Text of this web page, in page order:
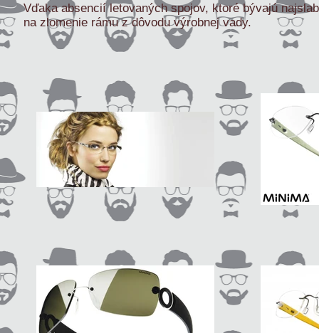
Vďaka absencií letovaných spojov, ktoré bývajú
na zlomenie rámu z dôvodu výrobnej vady.